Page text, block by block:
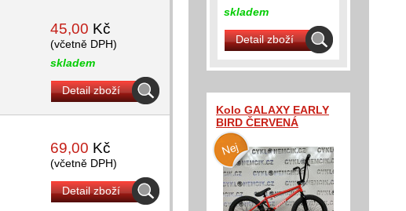
45,00 Kč
(včetně DPH)
skladem
Detail zboží
69,00 Kč
(včetně DPH)
Detail zboží
skladem
Detail zboží
Kolo GALAXY EARLY
BIRD ČERVENÁ